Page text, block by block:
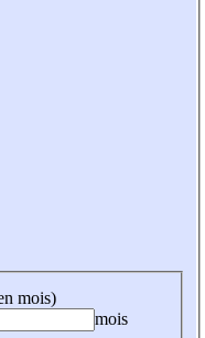
mois)
mois